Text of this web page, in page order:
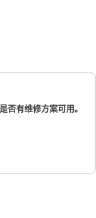
否有维修方案可用。